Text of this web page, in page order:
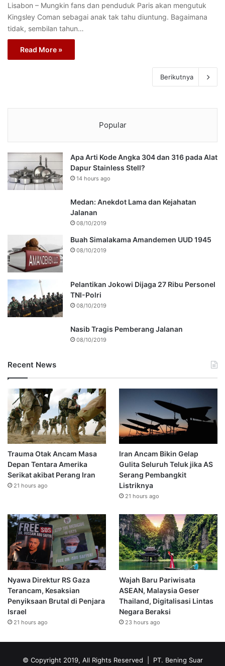
Lisabon – Mungkin fans dan penduduk Paris akan mengutuk
Kingsley Coman sebagai anak tak tahu diuntung. Bagaimana
tidak, sembilan tahun…
Read More »
Berikutnya
Popular
Apa Arti Kode Angka 304 dan 316 pada Alat
Dapur Stainless Stell?
14 hours ago
Medan: Anekdot Lama dan Kejahatan
Jalanan
08/10/2019
Buah Simalakama Amandemen UUD 1945
08/10/2019
Pelantikan Jokowi Dijaga 27 Ribu Personel
TNI-Polri
08/10/2019
Nasib Tragis Pemberang Jalanan
08/10/2019
Recent News
Trauma Otak Ancam Masa
Depan Tentara Amerika
Serikat akibat Perang Iran
21 hours ago
Iran Ancam Bikin Gelap
Gulita Seluruh Teluk jika AS
Serang Pembangkit
Listriknya
21 hours ago
Nyawa Direktur RS Gaza
Terancam, Kesaksian
Penyiksaan Brutal di Penjara
Israel
21 hours ago
Wajah Baru Pariwisata
ASEAN, Malaysia Geser
Thailand, Digitalisasi Lintas
Negara Beraksi
23 hours ago
© Copyright 2019, All Rights Reserved | PT. Bening Suar